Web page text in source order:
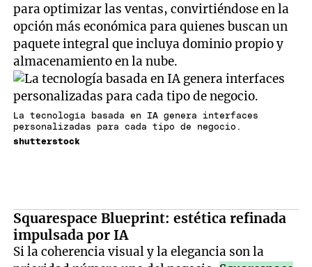
para optimizar las ventas, convirtiéndose en la
opción más económica para quienes buscan un
paquete integral que incluya dominio propio y
almacenamiento en la nube.
La tecnología basada en IA genera interfaces
personalizadas para cada tipo de negocio.
shutterstock
Squarespace Blueprint: estética refinada
impulsada por IA
Si la coherencia visual y la elegancia son la